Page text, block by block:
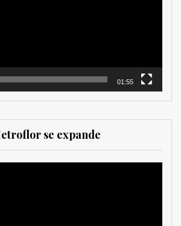
01:55
se expande